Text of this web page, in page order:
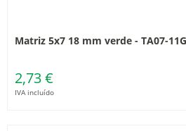
Matriz 5x7 18 mm verde - TA07-
2,73 €
IVA incluído